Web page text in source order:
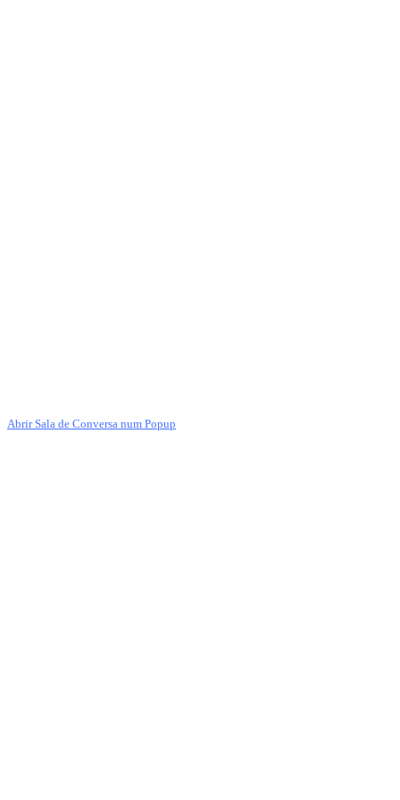
Abrir Sala de Conversa num Popup